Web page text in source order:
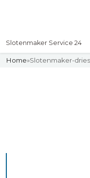
Slotenmaker Service 24
Home»Slotenmaker-